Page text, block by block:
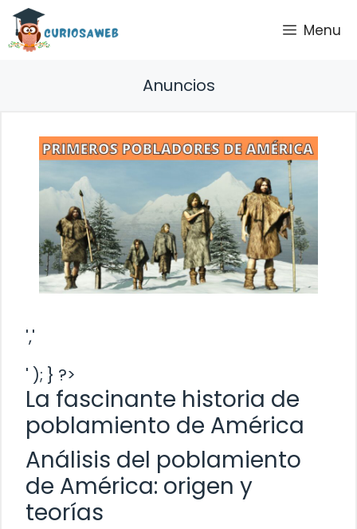
Saltar
contenido
Menu
Anuncios
','
' ); } ?>
La fascinante historia de
poblamiento de América
Análisis del poblamiento
de América: origen y
teorías